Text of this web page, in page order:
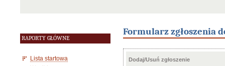
RAPORTY GŁÓWNE
Lista startowa
Formularz zgłoszenia
Dodaj/Usuń zgłoszenie